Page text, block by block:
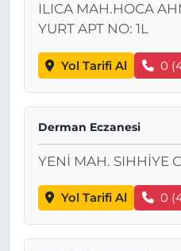
ILICA MAH.HOCA
YURT APT NO: 1L
Yol Tarifi Al 0
Derman Eczanesi
YENİ MAH. SIHHİYE
Yol Tarifi Al 0